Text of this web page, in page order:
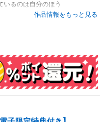
いるのは自分のほう
されています。
作品情報をもっと見る